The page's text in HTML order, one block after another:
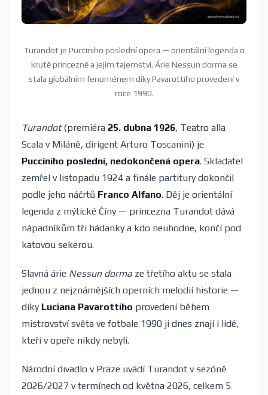
Turandot je Pucciniho poslední opera — orientální legenda o
krutě princezně a jejím tajemství. Árie Nessun dorma se
stala globálním fenoménem díky Pavarottiho provedení v
roce 1990.
Turandot(premiéra 25. dubna 1926, Teatro alla
Scala v Miláně, dirigent Arturo Toscanini) je
Pucciniho poslední, nedokončená opera. Skladatel
zemřel v listopadu 1924 a finále partitury dokončil
podle jeho náčrtů Franco Alfano. Děj je orientální
legenda z mýtické Číny — princezna Turandot dává
nápadníkům tři hádanky a kdo neuhodne, končí pod
katovou sekerou.
Slavná árie Nessun dorma ze třetího aktu se stala
jednou z nejznámějších operních melodií historie —
díky Luciana Pavarottiho provedení během
mistrovství světa ve fotbale 1990 ji dnes znají i lidé,
kteří v opeře nikdy nebyli.
Národní divadlo v Praze uvádí Turandot v sezóně
2026/2027 v termínech od května 2026, celkem 5